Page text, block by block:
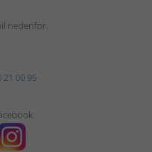
nedenfor.
21 00 95